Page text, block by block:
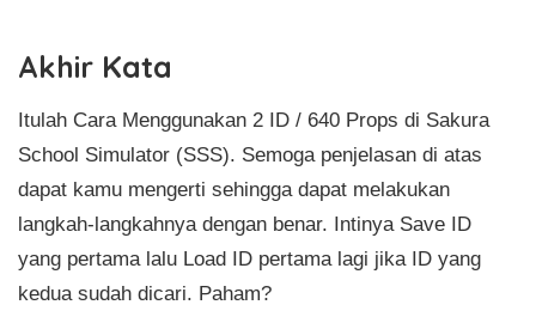
Akhir Kata
Itulah Cara Menggunakan 2 ID / 640 Props di Sakura
School Simulator (SSS). Semoga penjelasan di atas
dapat kamu mengerti sehingga dapat melakukan
langkah-langkahnya dengan benar. Intinya Save ID
yang pertama lalu Load ID pertama lagi jika ID yang
kedua sudah dicari. Paham?